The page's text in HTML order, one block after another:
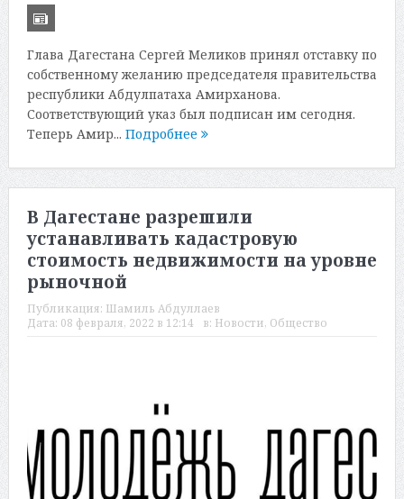
Глава Дагестана Сергей Меликов принял отставку по
собственному желанию председателя правительства
республики Абдулпатаха Амирханова.
Соответствующий указ был подписан им сегодня.
Теперь Амир... Подробнее
В Дагестане разрешили
устанавливать кадастровую
стоимость недвижимости на уровне
рыночной
Публикация: Шамиль Абдуллаев
Дата: 08 февраля, 2022 в 12:14 в: Новости, Общество